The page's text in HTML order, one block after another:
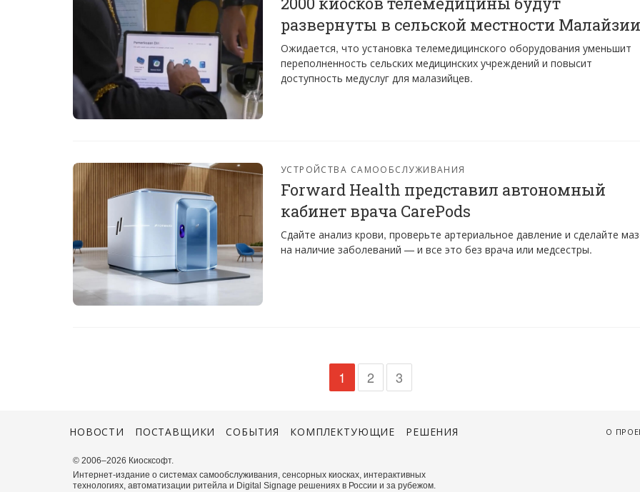
развернуты в сельской местности Малайзии
Ожидается, что установка телемедицинского оборудования уменьшит
переполненность сельских медицинских учреждений и повысит
доступность медуслуг для малазийцев.
УСТРОЙСТВА САМООБСЛУЖИВАНИЯ
Forward Health представил автономный
кабинет врача CarePods
Сдайте анализ крови, проверьте артериальное давление и сделайте
на наличие заболеваний — и все это без врача или медсестры.
1 2 3
О
НОВОСТИ ПОСТАВЩИКИ СОБЫТИЯ КОМПЛЕКТУЮЩИЕ РЕШЕНИЯ
© 2006–2026 Киосксофт.
Интернет-издание о системах самообслуживания, сенсорных киосках, интерактивных
технологиях, автоматизации ритейла и Digital Signage решениях в России и за рубежом.